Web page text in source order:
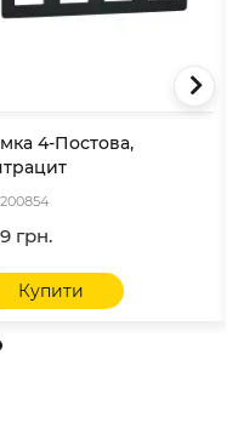
4-Постова,
грн.
Купити